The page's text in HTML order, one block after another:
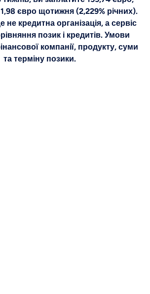
євро щотижня (2,229% річних).
не кредитна організація, а сервіс
позик і кредитів. Умови
компанії, продукту, суми
та терміну позики.